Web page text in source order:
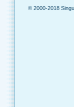
© 2000-2018